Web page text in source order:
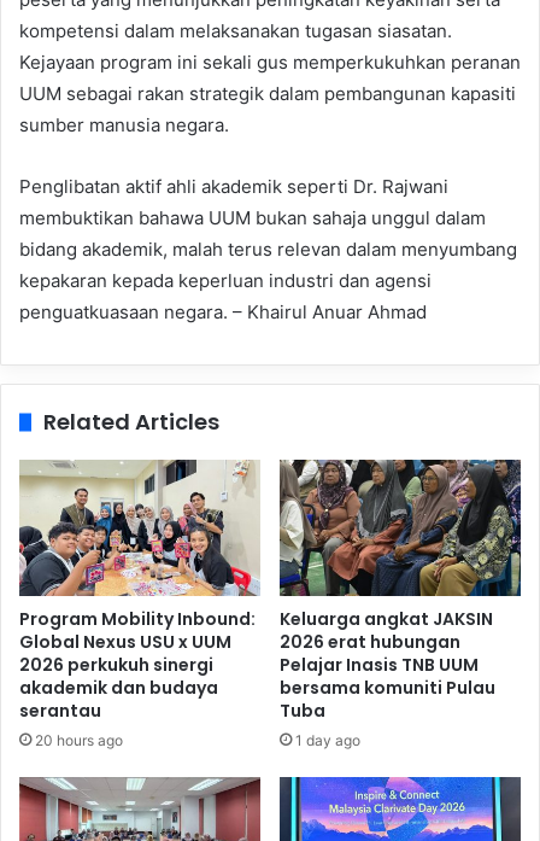
kompetensi dalam melaksanakan tugasan siasatan.
Kejayaan program ini sekali gus memperkukuhkan peranan
UUM sebagai rakan strategik dalam pembangunan kapasiti
sumber manusia negara.
Penglibatan aktif ahli akademik seperti Dr. Rajwani
membuktikan bahawa UUM bukan sahaja unggul dalam
bidang akademik, malah terus relevan dalam menyumbang
kepakaran kepada keperluan industri dan agensi
penguatkuasaan negara. – Khairul Anuar Ahmad
Related Articles
Program Mobility Inbound:
Global Nexus USU x UUM
2026 perkukuh sinergi
akademik dan budaya
serantau
20 hours ago
Keluarga angkat JAKSIN
2026 erat hubungan
Pelajar Inasis TNB UUM
bersama komuniti Pulau
Tuba
1 day ago